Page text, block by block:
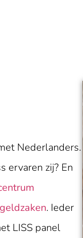
Nederlanders.
ervaren zij? En
. Ieder
LISS panel